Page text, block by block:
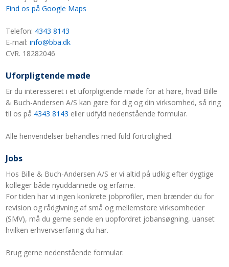
Find os på Google Maps
Telefon: 4343 8143
E-mail: info@bba.dk
CVR. 18282046​
Uforpligtende møde
Er du interesseret i et uforpligtende møde for at høre, hvad Bille
& Buch-Andersen A/S kan gøre for dig og din virksomhed, så ring
til os på 4343 8143 eller udfyld nedenstående formular.
Alle henvendelser behandles med fuld fortrolighed.
Jobs
Hos Bille & Buch-Andersen A/S er vi altid på udkig efter dygtige
kolleger både nyuddannede og erfarne.
For tiden har vi ingen konkrete jobprofiler, men brænder du for
revision og rådgivning af små og mellemstore virksomheder
(SMV), må du gerne sende en uopfordret jobansøgning, uanset
hvilken erhvervserfaring du har.​
Brug gerne nedenstående formular: